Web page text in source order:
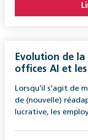
Evolution de
offices AI et
Lorsqu’il s’agit de
de (nouvelle)
lucrative, les